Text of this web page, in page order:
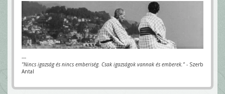
---
"Nincs igazság és nincs emberiség. Csak igazságok vannak és emberek." - Szerb
Antal